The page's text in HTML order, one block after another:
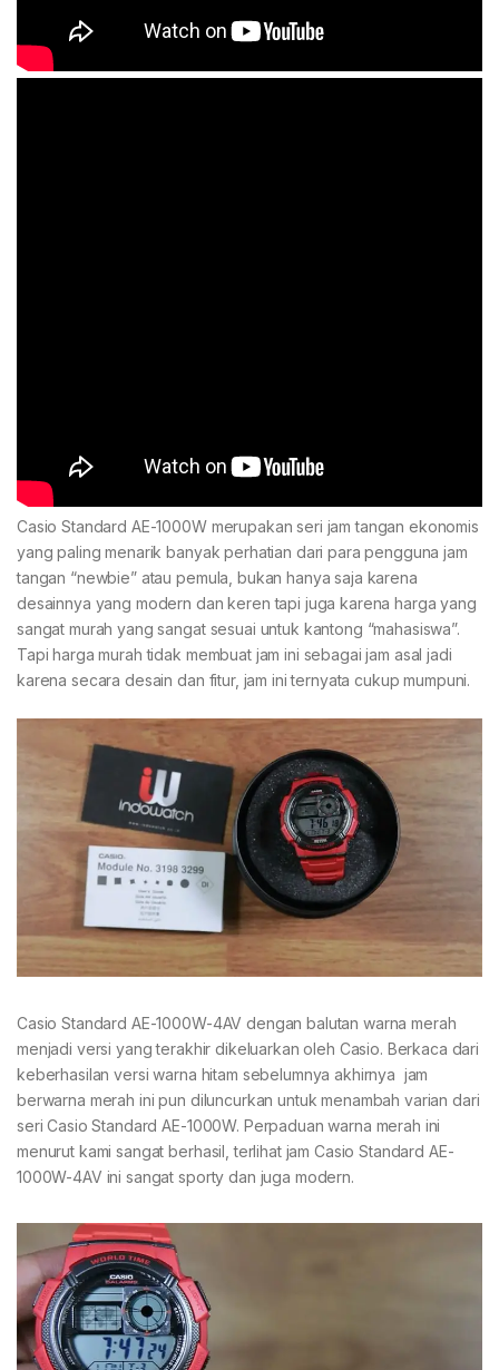
Casio Standard AE-1000W merupakan seri jam tangan ekonomis
yang paling menarik banyak perhatian dari para pengguna jam
tangan “newbie” atau pemula, bukan hanya saja karena
desainnya yang modern dan keren tapi juga karena harga yang
sangat murah yang sangat sesuai untuk kantong “mahasiswa”.
Tapi harga murah tidak membuat jam ini sebagai jam asal jadi
karena secara desain dan fitur, jam ini ternyata cukup mumpuni.
Casio Standard AE-1000W-4AV dengan balutan warna merah
menjadi versi yang terakhir dikeluarkan oleh Casio. Berkaca dari
keberhasilan versi warna hitam sebelumnya akhirnya jam
berwarna merah ini pun diluncurkan untuk menambah varian dari
seri Casio Standard AE-1000W. Perpaduan warna merah ini
menurut kami sangat berhasil, terlihat jam Casio Standard AE-
1000W-4AV ini sangat sporty dan juga modern.